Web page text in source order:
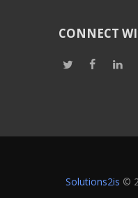
CONNECT
Solutions2is ©